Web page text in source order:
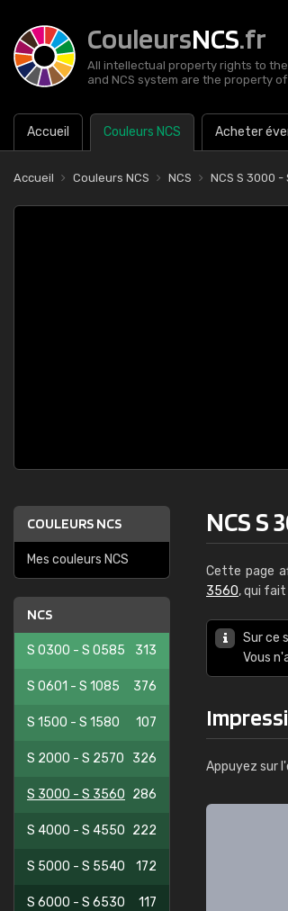
CouleursNCS.fr
All intellectual property rights to the
and NCS system are the property of
Accueil Couleurs NCS Acheter
Accueil Couleurs NCS NCS NCS S 3000 -
COULEURS NCS
Mes couleurs NCS
NCS
S 0300 - S 0585 313
S 0601 - S 1085 376
S 1500 - S 1580 107
S 2000 - S 2570 326
S 3000 - S 3560 286
S 4000 - S 4550 222
S 5000 - S 5540 172
S 6000 - S 6530 117
NCS S
Cette page
3560, qui
Sur ce
Vous
Appuyez sur